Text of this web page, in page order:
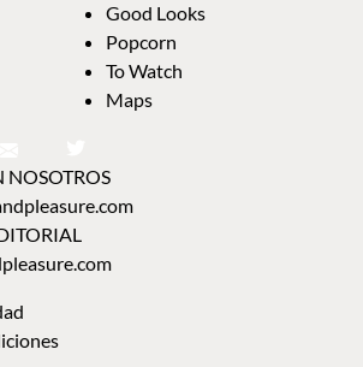
Good Looks
Popcorn
To Watch
Maps